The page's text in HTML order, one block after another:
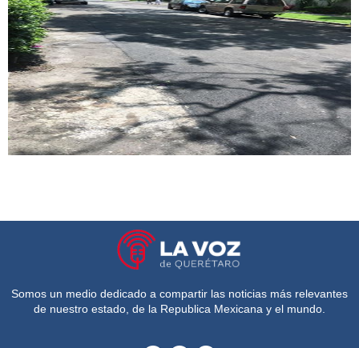
Somos un medio dedicado a compartir las noticias más relevantes
de nuestro estado, de la Republica Mexicana y el mundo.